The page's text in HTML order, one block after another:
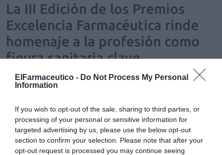
ElFarmaceutico - Do Not Process My Personal
Information
If you wish to opt-out of the sale, sharing to third parties, or
processing of your personal or sensitive information for
targeted advertising by us, please use the below opt-out
section to confirm your selection. Please note that after your
opt-out request is processed you may continue seeing
La III Edición de los Premios
Excelencia Farmacéutica rinde
homenaje a la profesión como
figura sanitaria clave
Noticias y novedades Redacción
05/11/2025
El evento será presentado por Yolanda Galiana, farmacéutica
«La farmacia está transformándose de un modelo
funcional a un modelo asistencial»
Noticias y novedades Redacción
03/10/2011